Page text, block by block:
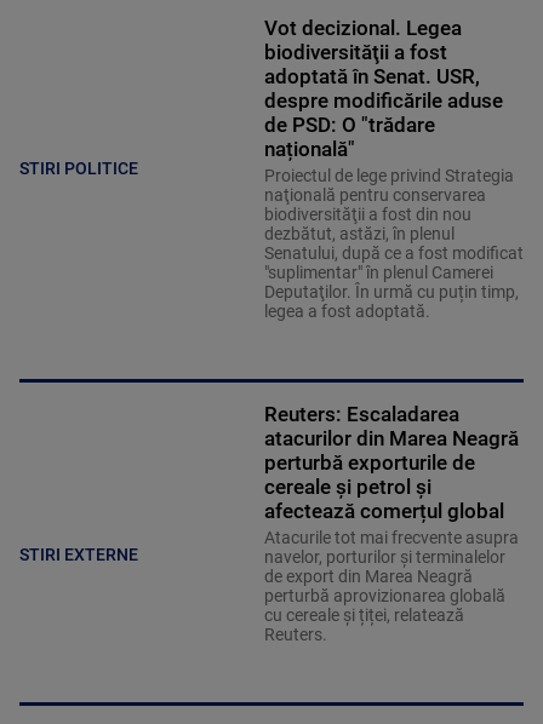
STIRI POLITICE
Vot decizional. Legea
biodiversităţii a fost
adoptată în Senat. USR,
despre modificările aduse
de PSD: O "trădare
națională"
Proiectul de lege privind Strategia
naţională pentru conservarea
biodiversităţii a fost din nou
dezbătut, astăzi, în plenul
Senatului, după ce a fost modificat
"suplimentar" în plenul Camerei
Deputaţilor. În urmă cu puțin timp,
legea a fost adoptată.
STIRI EXTERNE
Reuters: Escaladarea
atacurilor din Marea Neagră
perturbă exporturile de
cereale și petrol și
afectează comerțul global
Atacurile tot mai frecvente asupra
navelor, porturilor și terminalelor
de export din Marea Neagră
perturbă aprovizionarea globală
cu cereale și țiței, relatează
Reuters.